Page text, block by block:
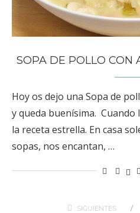
SOPA DE POLLO CON
Hoy os dejo una Sopa de
y queda buenísima.
la receta estrella. En casa
sopas, nos encantan, …
SIGUIENTES